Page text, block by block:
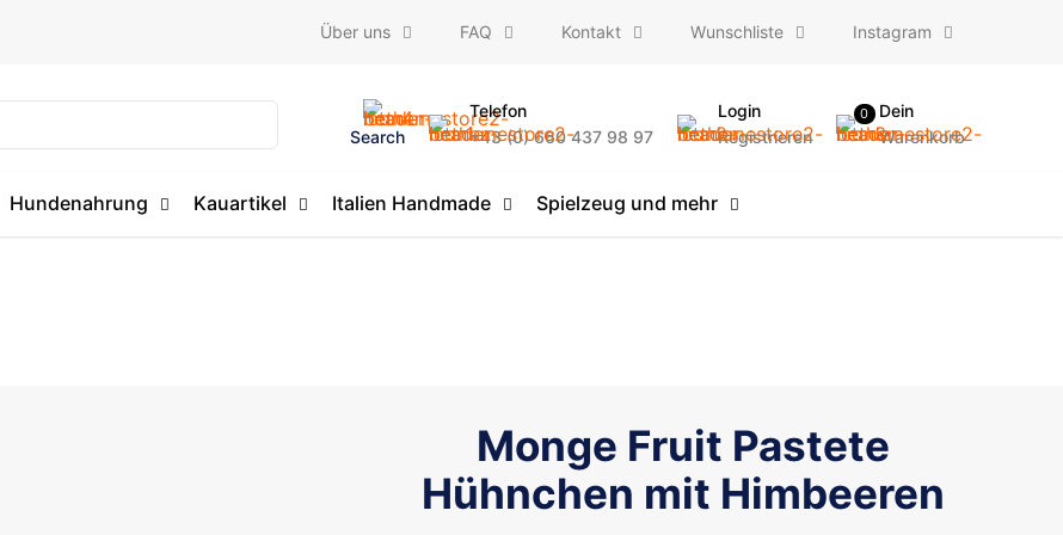
Über uns FAQ Kontakt Wunschliste Instagram
Search
Telefon
+43 (0) 660 437 98 97
Login
Registrieren
0
Dein
Warenkorb
Hundenahrung Kauartikel Italien Handmade Spielzeug und mehr
Monge Fruit Pastete
Hühnchen mit Himbeeren